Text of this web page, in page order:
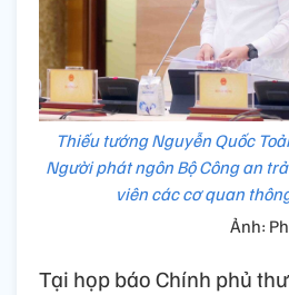
Thiếu tướng Nguyễn Quốc
Người phát ngôn Bộ Công an
viên các cơ quan
Ảnh:
Tại họp báo Chính phủ